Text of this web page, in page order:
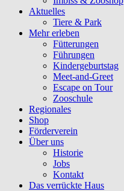
Aktuelles
Tiere & Park
Mehr erleben
Fütterungen
Führungen
Kindergeburtstag
Meet-and-Greet
Escape on Tour
Zooschule
Regionales
Shop
Förderverein
Über uns
Historie
Jobs
Kontakt
Das verrückte Haus